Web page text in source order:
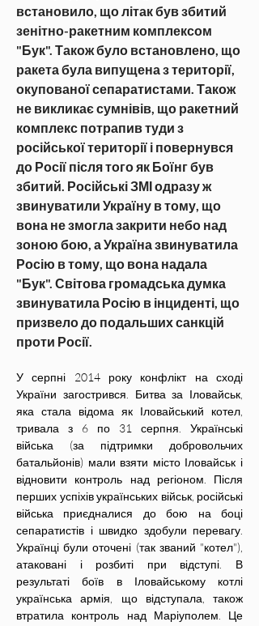
встановило, що літак був збитий
зенітно-ракетним комплексом
"Бук". Також було встановлено, що
ракета була випущена з території,
окупованої сепаратистами. Також
не викликає сумнівів, що ракетний
комплекс потрапив туди з
російської території і повернувся
до Росії після того як Боїнг був
збитий. Російські ЗМІ одразу ж
звинуватили Україну в тому, що
вона не змогла закрити небо над
зоною бою, а Україна звинуватила
Росію в тому, що вона надала
"Бук". Світова громадська думка
звинуватила Росію в інциденті, що
призвело до подальших санкцій
проти Росії.
У серпні 2014 року конфлікт на сході
України загострився. Битва за Іловайськ,
яка стала відома як Іловайський котел,
тривала з 6 по 31 серпня. Українські
війська (за підтримки добровольчих
батальйонів) мали взяти місто Іловайськ і
відновити контроль над регіоном. Після
перших успіхів українських військ, російські
війська приєдналися до бою на боці
сепаратистів і швидко здобули перевагу.
Українці були оточені (так званий "котел"),
атаковані і розбиті при відступі. В
результаті боїв в Іловайському котлі
українська армія, що відступала, також
втратила контроль над Маріуполем. Це